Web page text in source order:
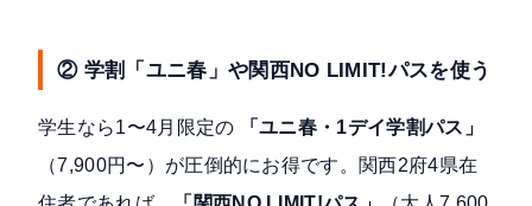
② 学割「ユニ春」や関西NO LIMIT!パスを使う
学生なら1〜4月限定の
「ユニ春・1デイ学割パス」
（7,900円〜）が圧倒的にお得です。関西2府4県在